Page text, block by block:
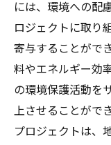
には、環境への配
ロジェクトに取り
寄与することがで
料やエネルギー効
の環境保護活動を
上させることがで
プロジェクトは、